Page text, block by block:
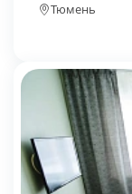
Тюмень